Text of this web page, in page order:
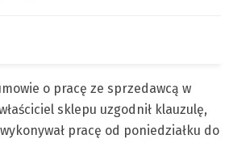
o pracę ze sprzedawcą w
sklepu uzgodnił klauzulę,
pracę od poniedziałku do